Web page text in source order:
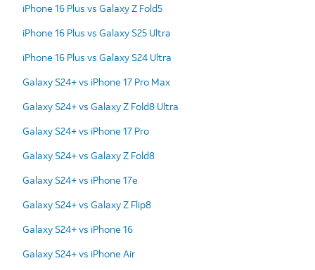
iPhone 16 Plus vs Galaxy Z Fold5
iPhone 16 Plus vs Galaxy S25 Ultra
iPhone 16 Plus vs Galaxy S24 Ultra
Galaxy S24+ vs iPhone 17 Pro Max
Galaxy S24+ vs Galaxy Z Fold8 Ultra
Galaxy S24+ vs iPhone 17 Pro
Galaxy S24+ vs Galaxy Z Fold8
Galaxy S24+ vs iPhone 17e
Galaxy S24+ vs Galaxy Z Flip8
Galaxy S24+ vs iPhone 16
Galaxy S24+ vs iPhone Air